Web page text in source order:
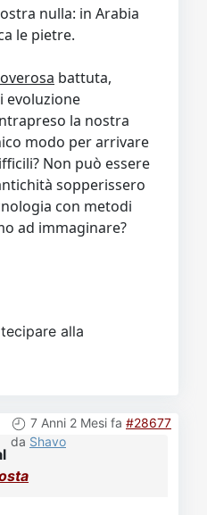
nulla: in Arabia
le pietre.
battuta,
evoluzione
la nostra
modo per arrivare
Non può essere
sopperissero
con metodi
ad immaginare?
alla
7 Anni 2 Mesi fa #28677
da Shavo